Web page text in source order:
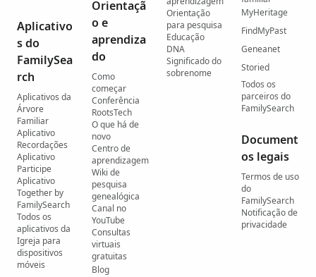
Aplicativo
s do
FamilySea
rch
Aplicativos da
Árvore
Familiar
Aplicativo
Recordações
Aplicativo
Participe
Aplicativo
Together by
FamilySearch
Todos os
aplicativos da
Igreja para
dispositivos
móveis
Orientaçã
o e
aprendiza
do
Como
começar
Conferência
RootsTech
O que há de
novo
Centro de
aprendizagem
Wiki de
pesquisa
genealógica
Canal no
YouTube
Consultas
virtuais
gratuitas
Blog
Orientação
para pesquisa
Educação
DNA
Significado do
sobrenome
MyHeritage
FindMyPast
Geneanet
Storied
Todos os
parceiros do
FamilySearch
Document
os legais
Termos de uso
do
FamilySearch
Notificação de
privacidade